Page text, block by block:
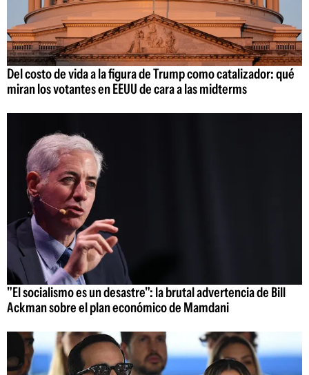
Del costo de vida a la figura de Trump como catalizador: qué
miran los votantes en EEUU de cara a las midterms
"El socialismo es un desastre": la brutal advertencia de Bill
Ackman sobre el plan económico de Mamdani